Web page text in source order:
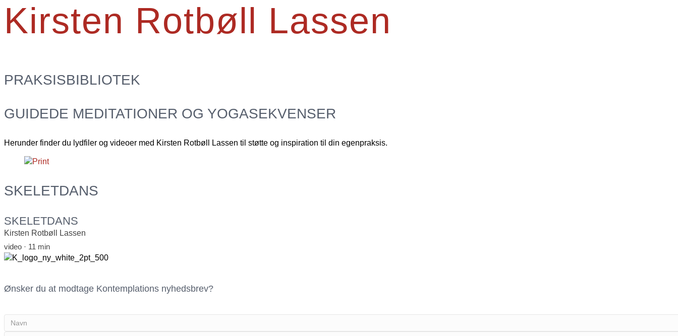
Kirsten Rotbøll Lassen
PRAKSISBIBLIOTEK
GUIDEDE MEDITATIONER OG YOGASEKVENSER
Herunder finder du lydfiler og videoer med Kirsten Rotbøll Lassen til støtte og inspiration til din egenpraksis.
SKELETDANS
SKELETDANS
Kirsten Rotbøll Lassen
video · 11 min
Ønsker du at modtage Kontemplations nyhedsbrev?